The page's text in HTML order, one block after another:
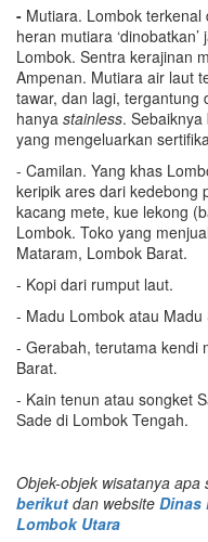
- Mutiara. Lombok
heran mutiara
Lombok. Sentra kerajinan
Ampenan. Mutiara air laut
tawar, dan lagi, tergantung
hanya stainless.
yang mengeluarkan
- Camilan. Yang khas
keripik ares dari kedebong
kacang mete, kue lekong
Lombok. Toko yang
Mataram, Lombok Barat.
- Kopi dari rumput laut.
- Madu Lombok atau Madu
- Gerabah, terutama kendi
Barat.
- Kain tenun atau songket
Sade di Lombok Tengah.
Objek-objek wisatanya apa
berikut dan website Dinas
Lombok Utara